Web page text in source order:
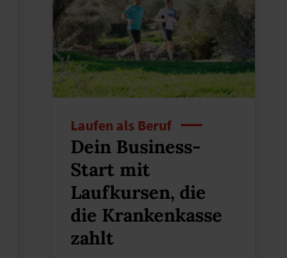
Laufen als Beruf
Dein Business-
Start mit
Laufkursen, die
die Krankenkasse
zahlt